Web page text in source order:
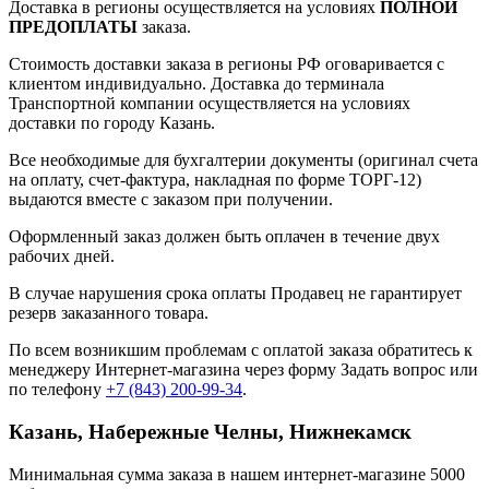
Доставка в регионы осуществляется на условиях ПОЛНОЙ
ПРЕДОПЛАТЫ заказа.
Стоимость доставки заказа в регионы РФ оговаривается с
клиентом индивидуально. Доставка до терминала
Транспортной компании осуществляется на условиях
доставки по городу Казань.
Все необходимые для бухгалтерии документы (оригинал счета
на оплату, счет-фактура, накладная по форме ТОРГ-12)
выдаются вместе с заказом при получении.
Оформленный заказ должен быть оплачен в течение двух
рабочих дней.
В случае нарушения срока оплаты Продавец не гарантирует
резерв заказанного товара.
По всем возникшим проблемам с оплатой заказа обратитесь к
менеджеру Интернет-магазина через форму Задать вопрос или
по телефону +7 (843) 200-99-34.
Казань, Набережные Челны, Нижнекамск
Минимальная сумма заказа в нашем интернет-магазине 5000